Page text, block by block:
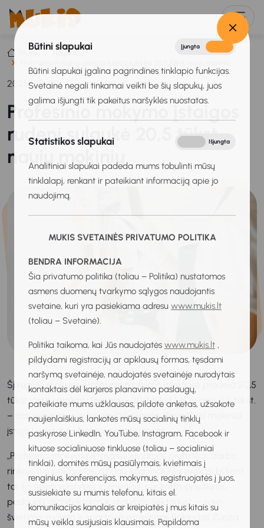
Būtini slapukai Įjungta
Būtini slapukai įgalina pagrindines tinklapio funkcijas.
Svetainė negali tinkamai veikti be šių slapukų, juos
galima išjungti tik pakeitus naršyklės nuostatas.
Statistikos slapukai Išjungta
Analitiniai slapukai padeda mums tobulinti mūsų
tinklalapį, renkant ir pateikiant informaciją apie jo
naudojimą.
MUKIS SVETAINĖS PRIVATUMO POLITIKA
BENDRA INFORMACIJA
Šia privatumo politika (toliau – Politika) nustatomos
asmens duomenų tvarkymo sąlygos naudojantis
svetaine, kuri yra pasiekiama adresu www.mukis.lt
(toliau – Svetainė).
Politika taikoma, kai Jūs naudojatės www.mukis.lt ,
pildydami registracijų ar apklausų formas, tęsdami
naršymą svetainėje, naudojatės svetainėje nurodytais
kontaktais dėl karjeros planavimo paslaugų,
pateikiate mums užklausas, pildote anketas, užsakote
naujienlaiškius, lankotės mūsų socialinių tinklų
paskyrose LinkedIn, YouTube, Instagram, Facebook ir
kituose socialiniuose tinkluose (toliau – socialiniai
tinklai), domitės mūsų pasiūlymais, kvietimais į
renginius, konferencijas, mokymus, registruojatės į juos,
susisiekiate su mumis telefonu, kitais el.
komunikacijos kanalais ar kreipiatės į mus kitais su
mūsų veikla susijusiais klausimais. Papildoma
Titulinis
Naujienos
2025-09-09
Profesinio mokymo įstaigos
rudenį sulaukė 20,5 tūkst.
naujų mokinių
Šį rugsėjį mokslus profesinio mokymo įstaigose pradėjo 20,5
tūkst. naujų mokinių (pernai – 20,3 tūkst.), iš jų apie 11,5 tūkst.
– dar neturintys vidurinio išsilavinimo. Beveik visi mokiniai
įstojo į valstybės finansuojamas vietas.
„Profesinio mokymo įstaigose įgyjamos profesijos darbo
rinkoje itin paklausios, džiugu, kad mokiniai renkasi būtent
tai, ko reikia valstybei: inžinerijos, sveikatos priežiūros,
paslaugų, architektūros ir statybos sektorius“, – sako
švietimo, mokslo ir sporto viceministras Rolandas Zuoza.